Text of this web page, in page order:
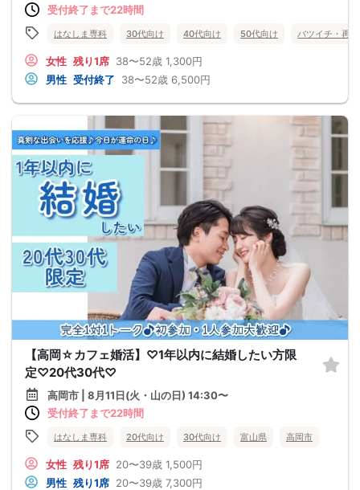
受付終了まで22時間
はなしま専科 30代向け 40代向け 50代向け バツイチ・再婚
女性 残り1席 38〜52歳 1,300円
男性 受付終了 38〜52歳 6,500円
【高岡☆カフェ婚活】♡1年以内に結婚したい方限
定♡20代30代♡
高岡市 | 8月11日(火・山の日) 14:30〜
受付終了まで22時間
はなしま専科 20代向け 30代向け 富山県 高岡市
女性 残り1席 20〜39歳 1,500円
男性 残り1席 20〜39歳 7,300円